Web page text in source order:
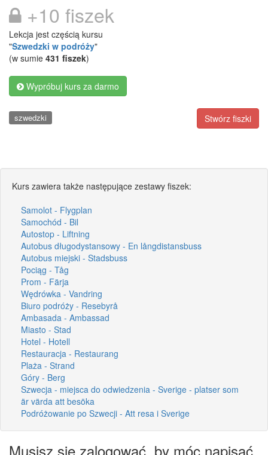
+10 fiszek
Lekcja jest częścią kursu
"Szwedzki w podróży"
(w sumie 431 fiszek)
Wypróbuj kurs za darmo
Stwórz fiszki
szwedzki
Kurs zawiera także następujące zestawy fiszek:
Samolot - Flygplan
Samochód - Bil
Autostop - Liftning
Autobus długodystansowy - En långdistansbuss
Autobus miejski - Stadsbuss
Pociąg - Tåg
Prom - Färja
Wędrówka - Vandring
Biuro podróży - Resebyrå
Ambasada - Ambassad
Miasto - Stad
Hotel - Hotell
Restauracja - Restaurang
Plaża - Strand
Góry - Berg
Szwecja - miejsca do odwiedzenia - Sverige - platser som
är värda att besöka
Podróżowanie po Szwecji - Att resa i Sverige
Musisz się zalogować, by móc napisać